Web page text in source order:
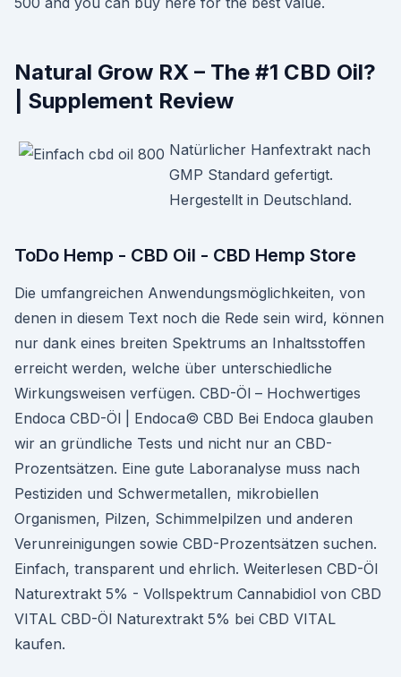
Natural Grow RX – The #1 CBD Oil?
| Supplement Review
Natürlicher Hanfextrakt nach
GMP Standard gefertigt.
Hergestellt in Deutschland.
ToDo Hemp - CBD Oil - CBD Hemp Store
Die umfangreichen Anwendungsmöglichkeiten, von
denen in diesem Text noch die Rede sein wird, können
nur dank eines breiten Spektrums an Inhaltsstoffen
erreicht werden, welche über unterschiedliche
Wirkungsweisen verfügen. CBD-Öl – Hochwertiges
Endoca CBD-Öl | Endoca© CBD Bei Endoca glauben
wir an gründliche Tests und nicht nur an CBD-
Prozentsätzen. Eine gute Laboranalyse muss nach
Pestiziden und Schwermetallen, mikrobiellen
Organismen, Pilzen, Schimmelpilzen und anderen
Verunreinigungen sowie CBD-Prozentsätzen suchen.
Einfach, transparent und ehrlich. Weiterlesen CBD-Öl
Naturextrakt 5% - Vollspektrum Cannabidiol von CBD
VITAL CBD-Öl Naturextrakt 5% bei CBD VITAL
kaufen.